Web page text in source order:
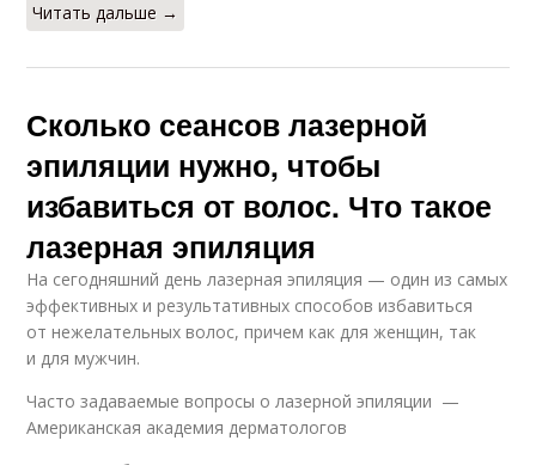
Читать дальше →
Сколько сеансов лазерной
эпиляции нужно, чтобы
избавиться от волос. Что такое
лазерная эпиляция
На сегодняшний день лазерная эпиляция — один из самых
эффективных и результативных способов избавиться
от нежелательных волос, причем как для женщин, так
и для мужчин.
Часто задаваемые вопросы о лазерной эпиляции —
Американская академия дерматологов